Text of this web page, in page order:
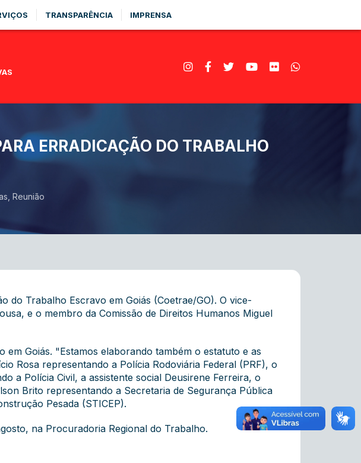
TRANSPARÊNCIA IMPRENSA
ERRADICAÇÃO DO TRABALHO
Reunião
do Trabalho Escravo em Goiás (Coetrae/GO). O vice-
e o membro da Comissão de Direitos Humanos Miguel
Goiás. "Estamos elaborando também o estatuto e as
Rosa representando a Polícia Rodoviária Federal (PRF), o
a Polícia Civil, a assistente social Deusirene Ferreira, o
Brito representando a Secretaria de Segurança Pública
Pesada (STICEP).
na Procuradoria Regional do Trabalho.